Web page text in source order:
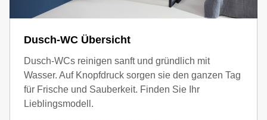
Dusch-WC Übersicht
Dusch-WCs reinigen sanft und gründlich mit
Wasser. Auf Knopfdruck sorgen sie den ganzen Tag
für Frische und Sauberkeit. Finden Sie Ihr
Lieblingsmodell.